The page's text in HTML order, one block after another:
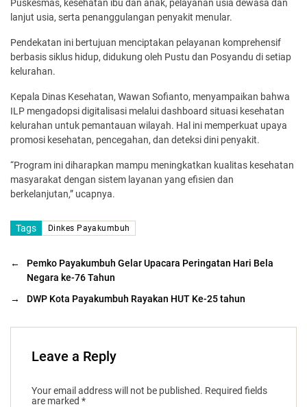
Puskesmas, kesehatan ibu dan anak, pelayanan usia dewasa dan
lanjut usia, serta penanggulangan penyakit menular.
Pendekatan ini bertujuan menciptakan pelayanan komprehensif
berbasis siklus hidup, didukung oleh Pustu dan Posyandu di setiap
kelurahan.
Kepala Dinas Kesehatan, Wawan Sofianto, menyampaikan bahwa
ILP mengadopsi digitalisasi melalui dashboard situasi kesehatan
kelurahan untuk pemantauan wilayah. Hal ini memperkuat upaya
promosi kesehatan, pencegahan, dan deteksi dini penyakit.
“Program ini diharapkan mampu meningkatkan kualitas kesehatan
masyarakat dengan sistem layanan yang efisien dan
berkelanjutan,” ucapnya.
Tags Dinkes Payakumbuh
←
Pemko Payakumbuh Gelar Upacara Peringatan Hari Bela
Negara ke-76 Tahun
→
DWP Kota Payakumbuh Rayakan HUT Ke-25 tahun
Leave a Reply
Your email address will not be published. Required fields
are marked *